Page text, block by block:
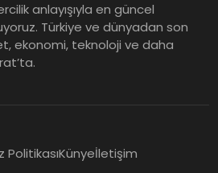
anlayışıyla en güncel
Türkiye ve dünyadan son
ekonomi, teknoloji ve daha
PolitikasıKünyeİletişim